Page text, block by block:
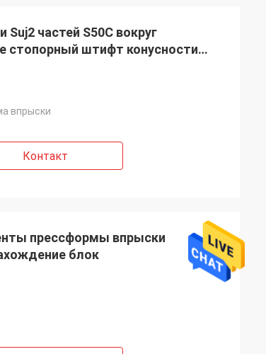
частей S50C вокруг
стопорный штифт конусности
впрыски
Контакт
прессформы впрыски
блок